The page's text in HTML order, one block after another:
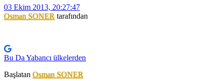
03 Ekim 2013, 20:27:47
Osman SONER tarafından
Bu Da Yabancı ülkelerden
BaşlatanOsman SONER